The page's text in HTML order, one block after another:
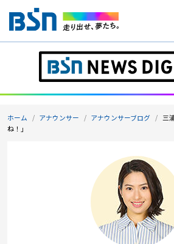
ホーム
テレビ
ラジオ
アナウンサー
イベント
ニュース
ホーム アナウンサー アナウンサーブログ
三
ね！」